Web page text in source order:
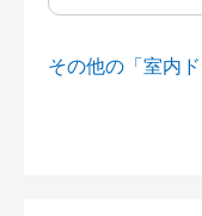
その他の「室内